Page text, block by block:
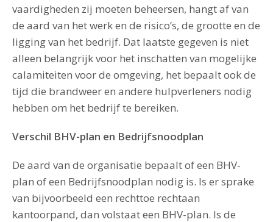
vaardigheden zij moeten beheersen, hangt af van
de aard van het werk en de risico’s, de grootte en de
ligging van het bedrijf. Dat laatste gegeven is niet
alleen belangrijk voor het inschatten van mogelijke
calamiteiten voor de omgeving, het bepaalt ook de
tijd die brandweer en andere hulpverleners nodig
hebben om het bedrijf te bereiken.
Verschil BHV-plan en Bedrijfsnoodplan
De aard van de organisatie bepaalt of een BHV-
plan of een Bedrijfsnoodplan nodig is. Is er sprake
van bijvoorbeeld een rechttoe rechtaan
kantoorpand, dan volstaat een BHV-plan. Is de